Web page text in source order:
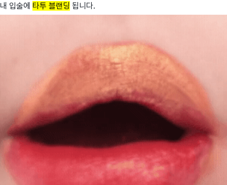
내 입술에 타투 블랜딩 됩니다.